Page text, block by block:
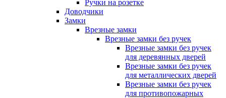
Ручки на розетке
Доводчики
Замки
Врезные замки
Врезные замки без ручек
Врезные замки без ручек
для деревянных дверей
Врезные замки без ручек
для металлических дверей
Врезные замки без ручек
для противопожарных